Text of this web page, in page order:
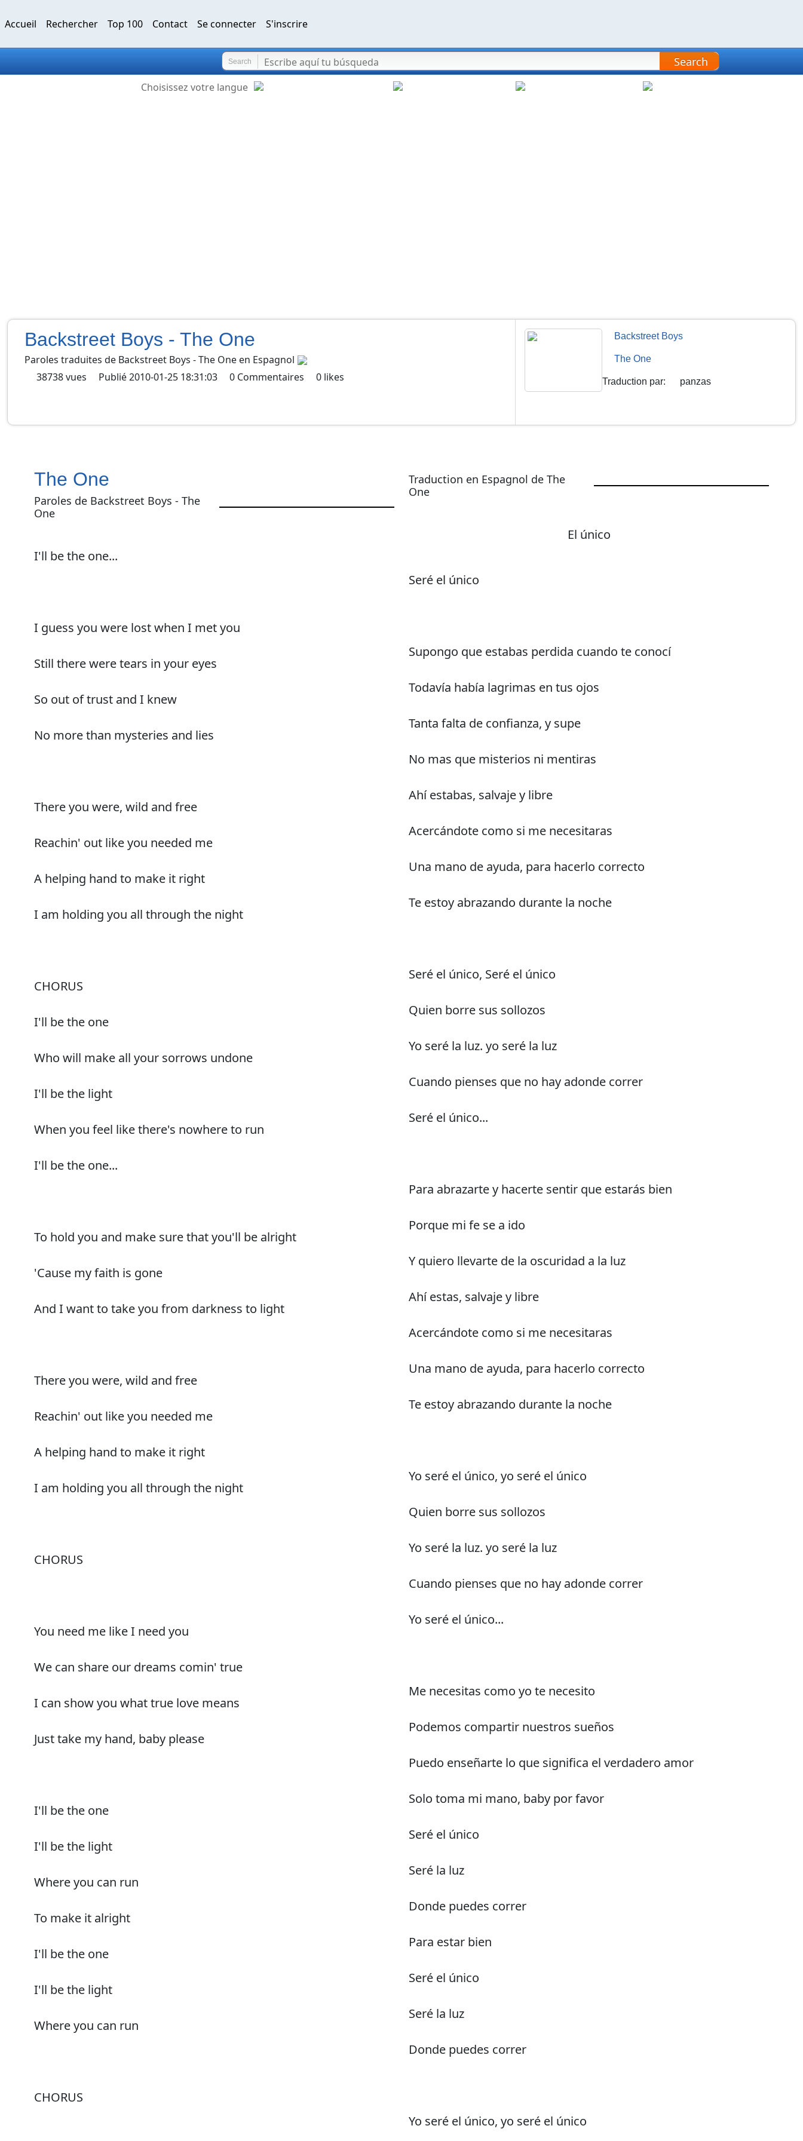
Accueil Rechercher Top 100 Contact Se connecter S'inscrire
Search Search
Choisissez votre langue
Backstreet Boys - The One
Paroles traduites de Backstreet Boys -The One en Espagnol
38738vues Publié2010-01-25 18:31:03 0 Commentaires 0 likes
Backstreet Boys
The One
Traduction par: panzas
The One
Paroles de Backstreet Boys - The
One
I'll be the one...
I guess you were lost when I met you
Still there were tears in your eyes
So out of trust and I knew
No more than mysteries and lies
There you were, wild and free
Reachin' out like you needed me
A helping hand to make it right
I am holding you all through the night
CHORUS
I'll be the one
Who will make all your sorrows undone
I'll be the light
When you feel like there's nowhere to run
I'll be the one...
To hold you and make sure that you'll be alright
'Cause my faith is gone
And I want to take you from darkness to light
There you were, wild and free
Reachin' out like you needed me
A helping hand to make it right
I am holding you all through the night
CHORUS
You need me like I need you
We can share our dreams comin' true
I can show you what true love means
Just take my hand, baby please
I'll be the one
I'll be the light
Where you can run
To make it alright
I'll be the one
I'll be the light
Where you can run
CHORUS
Traduction en Espagnol de The
One
El único
Seré el único
Supongo que estabas perdida cuando te conocí
Todavía había lagrimas en tus ojos
Tanta falta de confianza, y supe
No mas que misterios ni mentiras
Ahí estabas, salvaje y libre
Acercándote como si me necesitaras
Una mano de ayuda, para hacerlo correcto
Te estoy abrazando durante la noche
Seré el único, Seré el único
Quien borre sus sollozos
Yo seré la luz. yo seré la luz
Cuando pienses que no hay adonde correr
Seré el único...
Para abrazarte y hacerte sentir que estarás bien
Porque mi fe se a ido
Y quiero llevarte de la oscuridad a la luz
Ahí estas, salvaje y libre
Acercándote como si me necesitaras
Una mano de ayuda, para hacerlo correcto
Te estoy abrazando durante la noche
Yo seré el único, yo seré el único
Quien borre sus sollozos
Yo seré la luz. yo seré la luz
Cuando pienses que no hay adonde correr
Yo seré el único...
Me necesitas como yo te necesito
Podemos compartir nuestros sueños
Puedo enseñarte lo que significa el verdadero amor
Solo toma mi mano, baby por favor
Seré el único
Seré la luz
Donde puedes correr
Para estar bien
Seré el único
Seré la luz
Donde puedes correr
Yo seré el único, yo seré el único